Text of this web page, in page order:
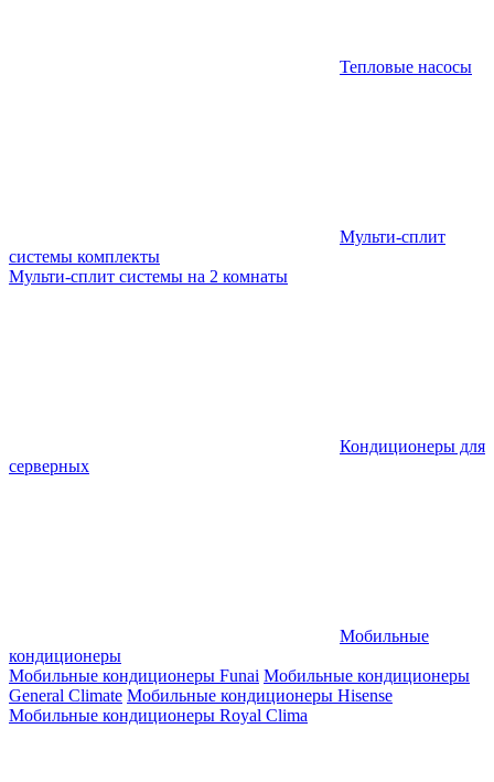
Тепловые насосы
Мульти-сплит
системы комплекты
Мульти-сплит системы на 2 комнаты
Кондиционеры для
серверных
Мобильные
кондиционеры
Мобильные кондиционеры Funai Мобильные кондиционеры
General Climate Мобильные кондиционеры Hisense
Мобильные кондиционеры Royal Clima